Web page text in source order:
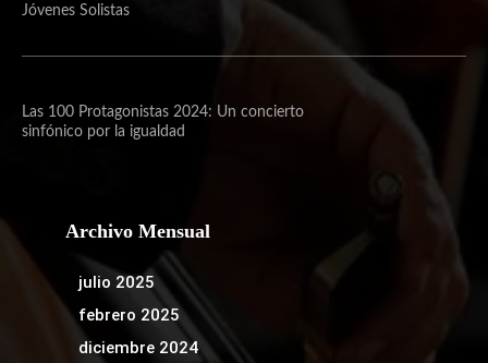
Jóvenes Solistas
Las 100 Protagonistas 2024: Un concierto
sinfónico por la igualdad
Archivo Mensual
julio 2025
febrero 2025
diciembre 2024